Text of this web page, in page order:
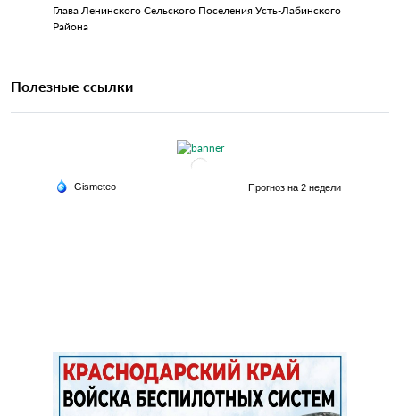
Глава Ленинского Сельского Поселения Усть-Лабинского
Района
Полезные ссылки